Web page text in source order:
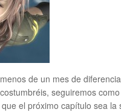
de un mes de
seguiremos
el próximo capítulo sea